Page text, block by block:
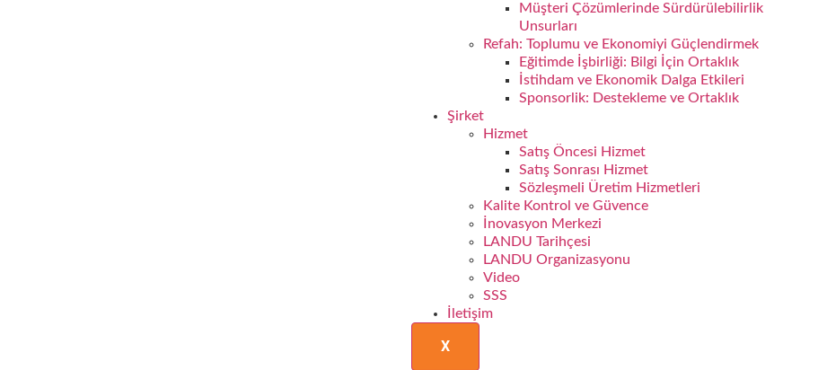
Müşteri Çözümlerinde Sürdürülebilirlik
Unsurları
Refah: Toplumu ve Ekonomiyi Güçlendirmek
Eğitimde İşbirliği: Bilgi İçin Ortaklık
İstihdam ve Ekonomik Dalga Etkileri
Sponsorlik: Destekleme ve Ortaklık
Şirket
Hizmet
Satış Öncesi Hizmet
Satış Sonrası Hizmet
Sözleşmeli Üretim Hizmetleri
Kalite Kontrol ve Güvence
İnovasyon Merkezi
LANDU Tarihçesi
LANDU Organizasyonu
Video
SSS
İletişim
X